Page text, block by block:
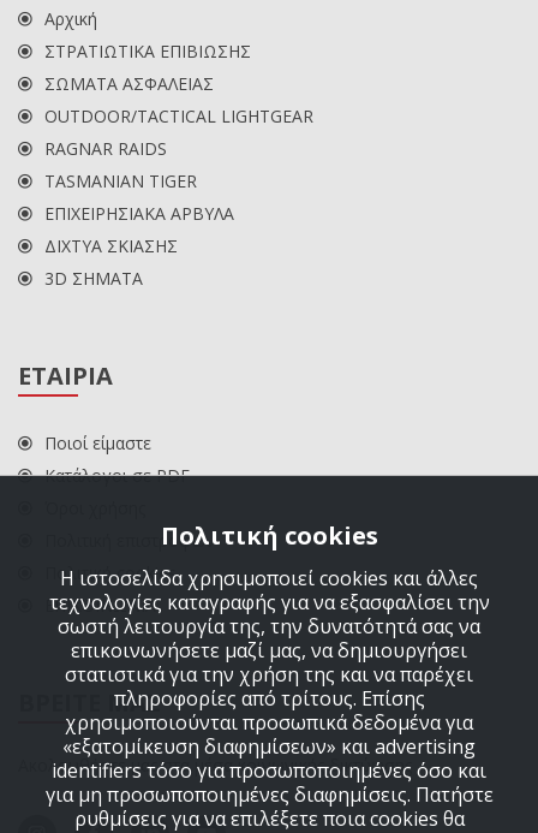
Αρχική
ΣΤΡΑΤΙΩΤΙΚΑ ΕΠΙΒΙΩΣΗΣ
ΣΩΜΑΤΑ ΑΣΦΑΛΕΙΑΣ
OUTDOOR/TACTICAL LIGHTGEAR
RAGNAR RAIDS
TASMANIAN TIGER
ΕΠΙΧΕΙΡΗΣΙΑΚΑ ΑΡΒΥΛΑ
ΔΙΧΤΥΑ ΣΚΙΑΣΗΣ
3D ΣΗΜΑΤΑ
ΕΤΑΙΡΙΑ
Ποιοί είμαστε
Κατάλογοι σε PDF
Πολιτική επιστροφών
Πολιτική cookies
ΕΠΙΚΟΙΝΩΝΙΑ
ΒΡΕΙΤΕ ΜΑΣ
Ακολουθήστε μας στα μέσα κοινωνικής δικτύωσης
Πολιτική cookies
Η ιστοσελίδα χρησιμοποιεί cookies και άλλες
τεχνολογίες καταγραφής για να εξασφαλίσει την
σωστή λειτουργία της, την δυνατότητά σας να
επικοινωνήσετε μαζί μας, να δημιουργήσει
στατιστικά για την χρήση της και να παρέχει
πληροφορίες από τρίτους. Επίσης
χρησιμοποιούνται προσωπικά δεδομένα για
«εξατομίκευση διαφημίσεων» και advertising
identifiers τόσο για προσωποποιημένες όσο και
για μη προσωποποιημένες διαφημίσεις. Πατήστε
ρυθμίσεις για να επιλέξετε ποια cookies θα